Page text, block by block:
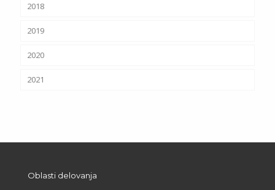
2018
2019
2020
2021
Oblasti delovanja